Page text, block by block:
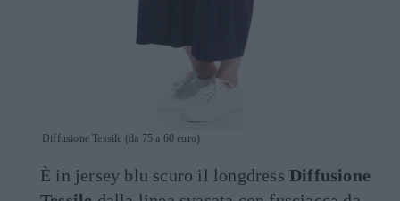
Diffusione Tessile (da 75 a 60 euro)
È in jersey blu scuro il longdress Diffusione